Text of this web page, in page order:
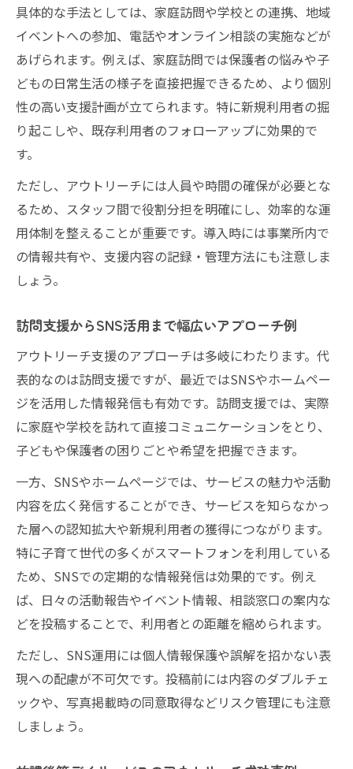
具体的な手法としては、家庭訪問や学校との連携、地域
イベントへの参加、電話やオンライン相談の実施などが
あげられます。例えば、家庭訪問では保護者の悩みや子
どもの日常生活の様子を直接把握できるため、より個別
性の高い支援計画が立てられます。特に新規利用者の掘
り起こしや、既存利用者のフォローアップに効果的で
す。
ただし、アウトリーチには人員や時間の確保が必要とな
るため、スタッフ間で役割分担を明確にし、効率的な運
用体制を整えることが重要です。導入時には事業所内で
の情報共有や、支援内容の記録・管理方法にも注意しま
しょう。
訪問支援からSNS活用まで幅広いアプローチ例
アウトリーチ支援のアプローチは多岐にわたります。代
表的なのは訪問支援ですが、最近ではSNSやホームペー
ジを活用した情報発信も有効です。訪問支援では、実際
に家庭や学校を訪れて直接コミュニケーションをとり、
子どもや保護者の困りごとや希望を把握できます。
一方、SNSやホームページでは、サービスの魅力や活動
内容を広く発信することができ、サービスを知らなかっ
た層への認知拡大や新規利用者の獲得につながります。
特に子育て世代の多くがスマートフォンを利用している
ため、SNSでの定期的な情報発信は効果的です。例え
ば、日々の活動報告やイベント情報、相談窓口の案内な
どを投稿することで、利用者との距離を縮められます。
ただし、SNS運用には個人情報保護や誤解を招かない表
現への配慮が不可欠です。投稿前には内容のダブルチェ
ックや、写真掲載時の同意取得などリスク管理にも注意
しましょう。